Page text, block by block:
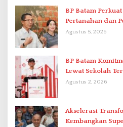
BP Batam
Pertanahan dan
Agustus 5, 2026
BP Batam
Lewat Sekolah
Agustus 2, 2026
Akselerasi
Kembangkan